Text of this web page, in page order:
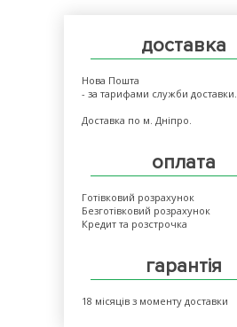
доставка
Нова Пошта
- за тарифами служби доставки.
Доставка по м. Дніпро.
оплата
Готівковий розрахунок
Безготівковий розрахунок
Кредит та розстрочка
гарантія
18 місяців з моменту доставки